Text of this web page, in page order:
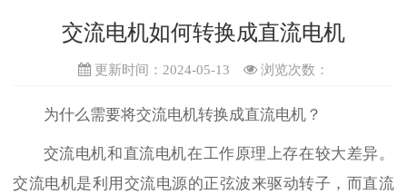
交流电机如何转换成直流电机
更新时间：2024-05-13 浏览次数：
为什么需要将交流电机转换成直流电机？
交流电机和直流电机在工作原理上存在较大差异。
交流电机是利用交流电源的正弦波来驱动转子，而直流